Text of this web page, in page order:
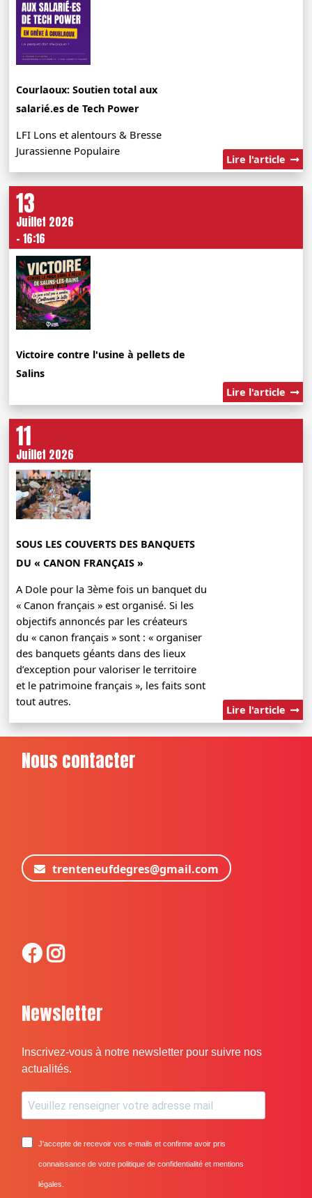
Courlaoux: Soutien total aux
salarié.es de Tech Power
LFI Lons et alentours & Bresse
Jurassienne Populaire
Lire l'article
13
Juillet 2026
- 16:16
Victoire contre l'usine à pellets de
Salins
Lire l'article
11
Juillet 2026
SOUS LES COUVERTS DES BANQUETS
DU « CANON FRANÇAIS »
A Dole pour la 3ème fois un banquet du
« Canon français » est organisé. Si les
objectifs annoncés par les créateurs
du « canon français » sont : « organiser
des banquets géants dans des lieux
d’exception pour valoriser le territoire
et le patrimoine français », les faits sont
tout autres.
Lire l'article
Nous contacter
trenteneufdegres@gmail.com
Newsletter
Inscrivez-vous à notre newsletter pour suivre nos
actualités.
J'accepte de recevoir vos e-mails et confirme avoir pris
connaissance de votre politique de confidentialité et mentions
légales.